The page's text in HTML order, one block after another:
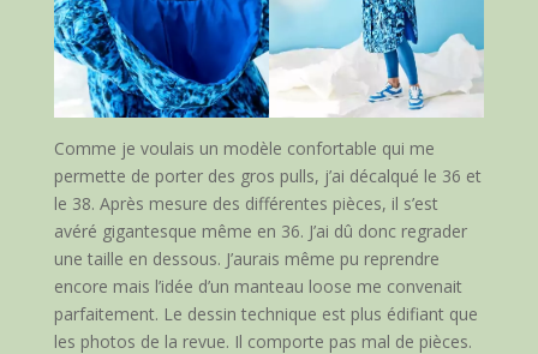
Comme je voulais un modèle confortable qui me
permette de porter des gros pulls, j’ai décalqué le 36 et
le 38. Après mesure des différentes pièces, il s’est
avéré gigantesque même en 36. J’ai dû donc regrader
une taille en dessous. J’aurais même pu reprendre
encore mais l’idée d’un manteau loose me convenait
parfaitement. Le dessin technique est plus édifiant que
les photos de la revue. Il comporte pas mal de pièces.